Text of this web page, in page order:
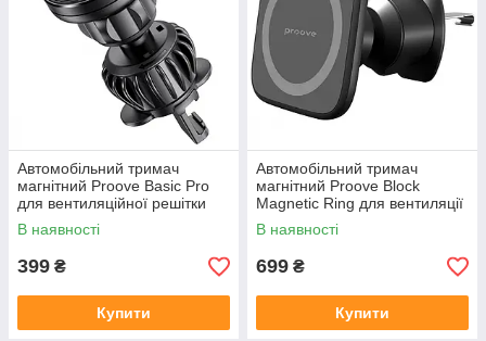
Автомобільний тримач
магнітний Proove Basic Pro
для вентиляційної решітки
чорний
В наявності
399 ₴
Купити
Автомобільний тримач
магнітний Proove Block
Magnetic Ring для вентиляції
чорний iPhone 12+
В наявності
699 ₴
Купити